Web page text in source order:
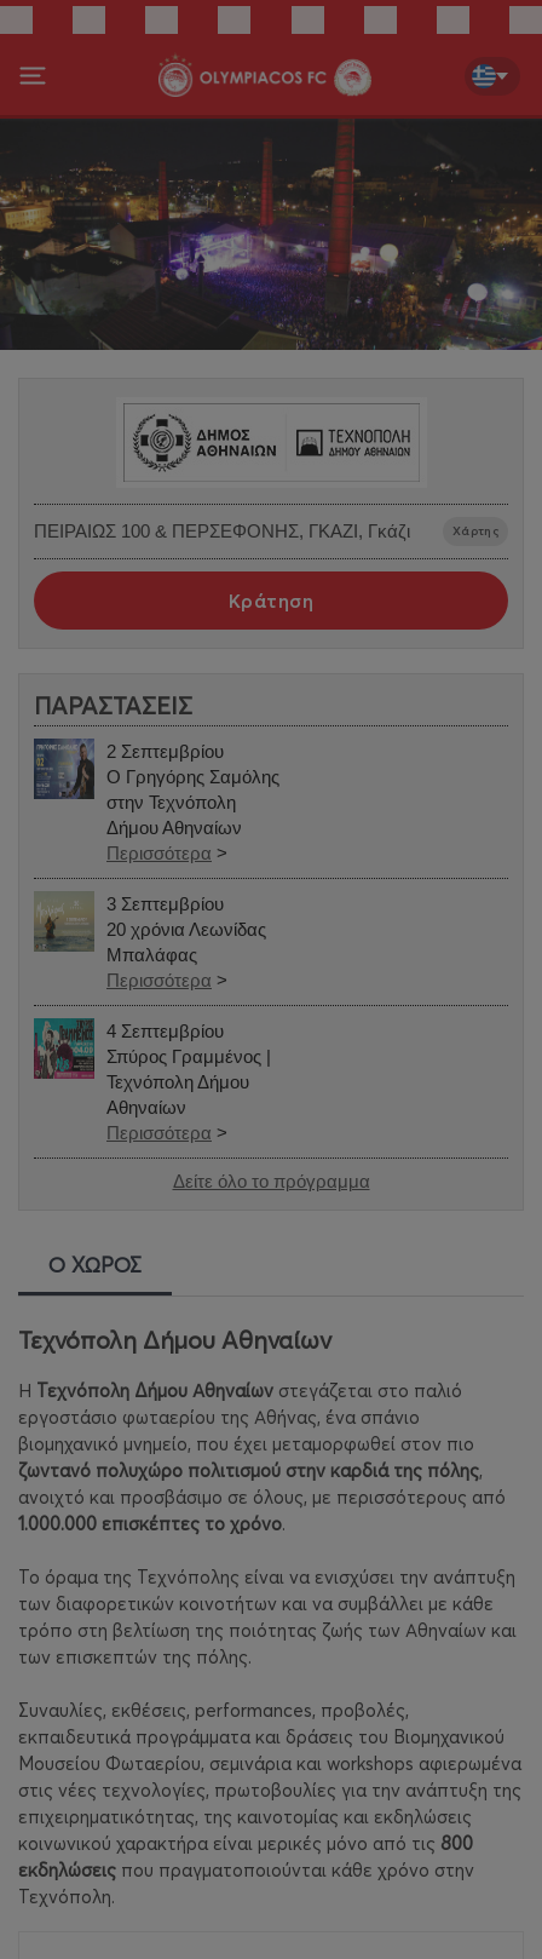
ΠΕΙΡΑΙΩΣ 100 & ΠΕΡΣΕΦΟΝΗΣ, ΓΚΑΖΙ, Γκάζι Χάρτης
Κράτηση
ΠΑΡΑΣΤΑΣΕΙΣ
2 Σεπτεμβρίου
Ο Γρηγόρης Σαμόλης
στην Τεχνόπολη
Δήμου Αθηναίων
Περισσότερα >
3 Σεπτεμβρίου
20 χρόνια Λεωνίδας
Μπαλάφας
Περισσότερα >
4 Σεπτεμβρίου
Σπύρος Γραμμένος |
Τεχνόπολη Δήμου
Αθηναίων
Περισσότερα >
Δείτε όλο το πρόγραμμα
Ο ΧΩΡΟΣ
Τεχνόπολη Δήμου Αθηναίων
Η Τεχνόπολη Δήμου Αθηναίων στεγάζεται στο παλιό
εργοστάσιο φωταερίου της Αθήνας, ένα σπάνιο
βιομηχανικό μνημείο, που έχει μεταμορφωθεί στον πιο
ζωντανό πολυχώρο πολιτισμού στην καρδιά της πόλης,
ανοιχτό και προσβάσιμο σε όλους, με περισσότερους από
1.000.000 επισκέπτες το χρόνο.
Το όραμα της Τεχνόπολης είναι να ενισχύσει την ανάπτυξη
των διαφορετικών κοινοτήτων και να συμβάλλει με κάθε
τρόπο στη βελτίωση της ποιότητας ζωής των Αθηναίων και
των επισκεπτών της πόλης.
Συναυλίες, εκθέσεις, performances, προβολές,
εκπαιδευτικά προγράμματα και δράσεις του Βιομηχανικού
Μουσείου Φωταερίου, σεμινάρια και workshops αφιερωμένα
στις νέες τεχνολογίες, πρωτοβουλίες για την ανάπτυξη της
επιχειρηματικότητας, της καινοτομίας και εκδηλώσεις
κοινωνικού χαρακτήρα είναι μερικές μόνο από τις 800
εκδηλώσεις που πραγματοποιούνται κάθε χρόνο στην
Τεχνόπολη.